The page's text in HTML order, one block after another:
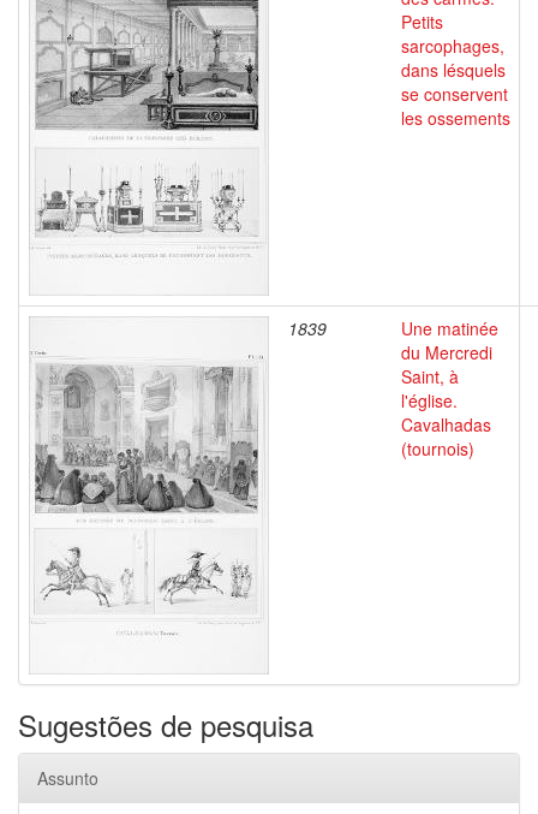
Petits
sarcophages,
dans lésquels
se conservent
les ossements
1839
Une matinée
du Mercredi
Saint, à
l'église.
Cavalhadas
(tournois)
Sugestões de pesquisa
Assunto